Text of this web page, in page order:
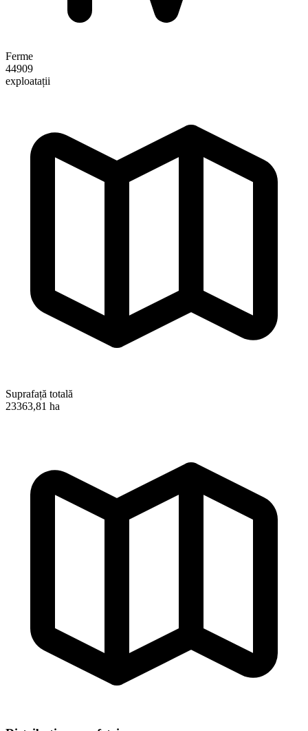
Ferme
44909
exploatații
Suprafață totală
23363,81 ha